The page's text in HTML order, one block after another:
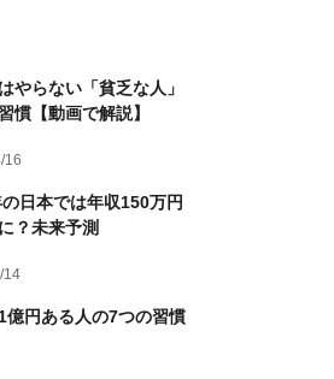
やらない「貧乏な人」
慣【動画で解説】
16
日本では年収150万円
？未来予測
14
億円ある人の7つの習慣